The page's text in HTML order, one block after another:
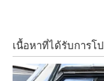
ชายเลนในกรุงเ
และกักเก็บคาร์บ